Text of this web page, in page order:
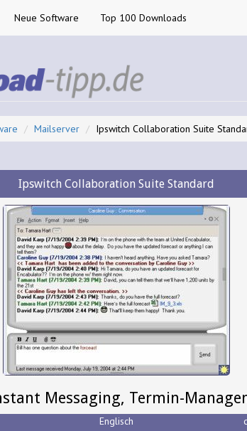
Neue Software Top 100 Downloads
Mailserver Ipswitch Collaboration Suite
Ipswitch Collaboration Suite Standard
Messaging, Termin-
Englisch